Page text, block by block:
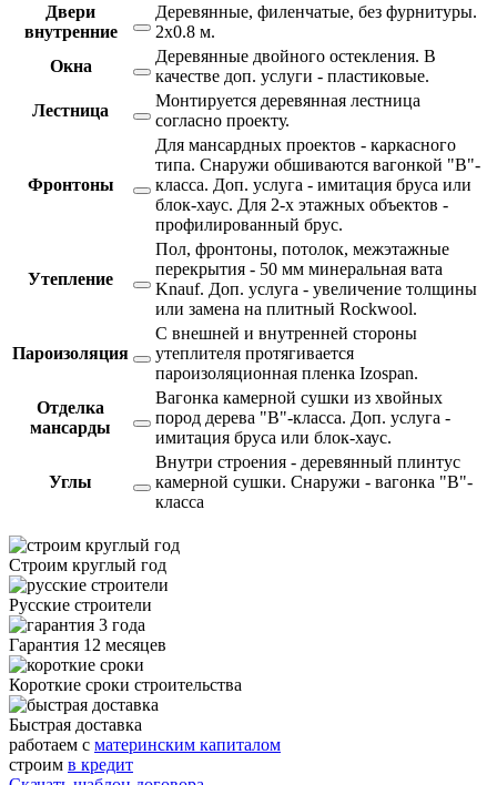
Двери
внутренние
Деревянные, филенчатые, без фурнитуры.
2х0.8 м.
Окна
Деревянные двойного остекления. В
качестве доп. услуги - пластиковые.
Лестница
Монтируется деревянная лестница
согласно проекту.
Фронтоны
Для мансардных проектов - каркасного
типа. Снаружи обшиваются вагонкой "В"-
класса. Доп. услуга - имитация бруса или
блок-хаус. Для 2-х этажных объектов -
профилированный брус.
Утепление
Пол, фронтоны, потолок, межэтажные
перекрытия - 50 мм минеральная вата
Knauf. Доп. услуга - увеличение толщины
или замена на плитный Rockwool.
Пароизоляция
С внешней и внутренней стороны
утеплителя протягивается
пароизоляционная пленка Izospan.
Отделка
мансарды
Вагонка камерной сушки из хвойных
пород дерева "В"-класса. Доп. услуга -
имитация бруса или блок-хаус.
Углы
Внутри строения - деревянный плинтус
камерной сушки. Снаружи - вагонка "В"-
класса
Строим круглый год
Русские строители
Гарантия 12 месяцев
Короткие сроки строительства
Быстрая доставка
работаем с материнским капиталом
строим в кредит